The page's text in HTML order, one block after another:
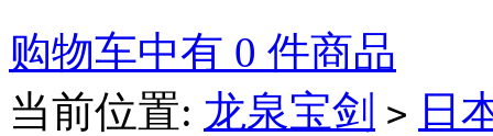
购物车中有 0 件商品
当前位置: 龙泉宝剑 > 日